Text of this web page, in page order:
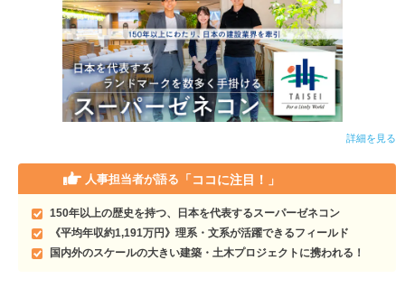
詳細を見る
人事担当者が語る 「ココに注目！」
150年以上の歴史を持つ、日本を代表するスーパーゼネコン
《平均年収約1,191万円》理系・文系が活躍できるフィールド
国内外のスケールの大きい建築・土木プロジェクトに携われる！